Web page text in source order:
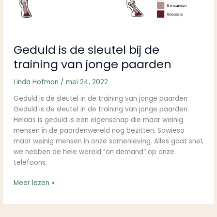
Geduld is de sleutel bij de
training van jonge paarden
Linda Hofman / mei 24, 2022
Geduld is de sleutel in de training van jonge paarden
Geduld is de sleutel in de training van jonge paarden.
Helaas is geduld is een eigenschap die maar weinig
mensen in de paardenwereld nog bezitten. Sowieso
maar weinig mensen in onze samenleving. Alles gaat snel,
we hebben de hele wereld “on demand” op onze
telefoons.
Meer lezen »